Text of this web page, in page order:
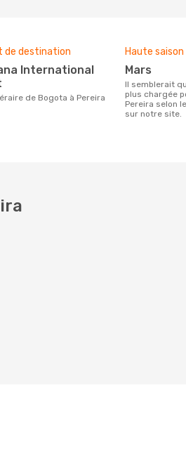
de destination
de Bogota à Pereira
Haute saison
mars
Il semblerait que mars soit la période la
plus chargée
Pereira selon
sur notre site.